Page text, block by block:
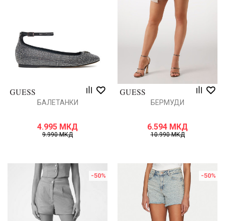
БАЛЕТАНКИ
4.995 МКД
9.990МКД
БЕРМУДИ
6.594 МКД
10.990МКД
-50% -50%